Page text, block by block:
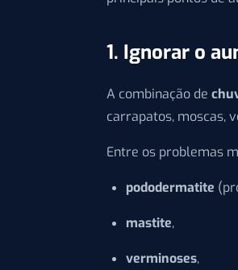
1. Ignorar o
A combinação de
carrapatos, moscas,
Entre os problemas
pododermatite
mastite,
verminoses,